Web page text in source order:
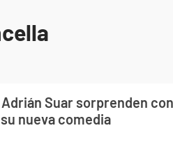
Suar sorprenden con
nueva comedia